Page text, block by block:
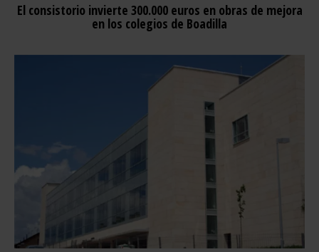
El consistorio invierte 300.000 euros en obras de mejora
en los colegios de Boadilla